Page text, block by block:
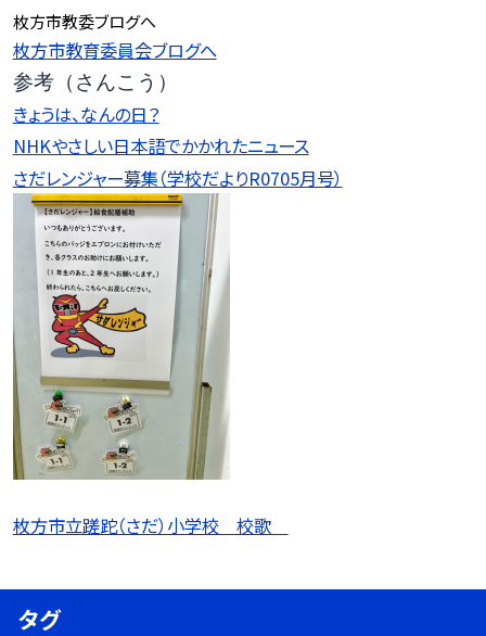
枚方市教委ブログへ
枚方市教育委員会ブログへ
参考（さんこう）
きょうは、なんの日？
NHKやさしい日本語でかかれたニュース
さだレンジャー募集（学校だよりR0705月号）
枚方市立蹉跎（さだ）小学校 校歌
タグ